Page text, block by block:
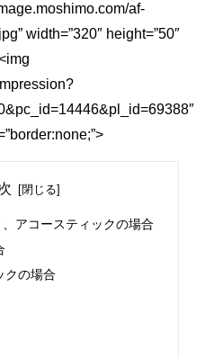
af-
width=”320″ height=”50″
アコースティックの場合
クの場合